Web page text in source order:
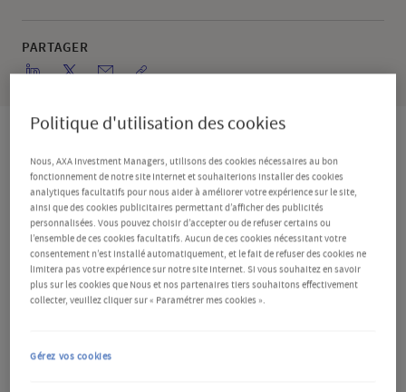
PARTAGER
Que faut-il savoir ?
La banque mondiale a abaissé ses prévisions de
croissance mondiale, en indiquant que les barrières
douanières et l’incertitude accrue constituaient « un
obstacle important ».Elle mise désormais sur une
2,4 % en 2026, ce qui représente une baisse de 0,4 et
Politique d'utilisation des cookies
Nous, AXA Investment Managers, utilisons des cookies nécessaires au bon
fonctionnement de notre site Internet et souhaiterions installer des cookies
analytiques facultatifs pour nous aider à améliorer votre expérience sur le site,
ainsi que des cookies publicitaires permettant d’afficher des publicités
personnalisées. Vous pouvez choisir d’accepter ou de refuser certains ou
l’ensemble de ces cookies facultatifs. Aucun de ces cookies nécessitant votre
consentement n’est installé automatiquement, et le fait de refuser des cookies ne
limitera pas votre expérience sur notre site Internet. Si vous souhaitez en savoir
plus sur les cookies que Nous et nos partenaires tiers souhaitons effectivement
collecter, veuillez cliquer sur « Paramétrer mes cookies ».
Gérez vos cookies